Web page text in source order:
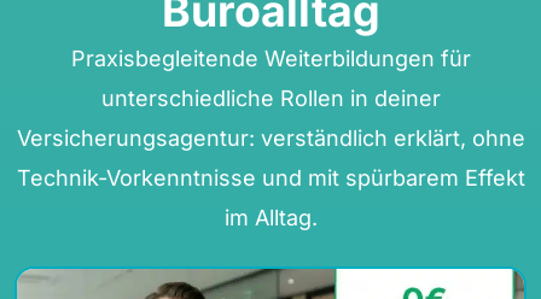
Büroalltag
Praxisbegleitende Weiterbildungen für
unterschiedliche Rollen in deiner
Versicherungsagentur: verständlich erklärt, ohne
Technik-Vorkenntnisse und mit spürbarem Effekt
im Alltag.